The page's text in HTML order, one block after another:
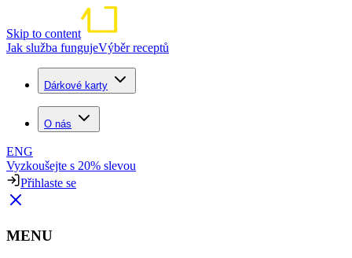
Skip to content
Jak služba fungujeVýběr receptů
Dárkové karty
O nás
ENG
Vyzkoušejte s 20% slevou
Přihlaste se
MENU